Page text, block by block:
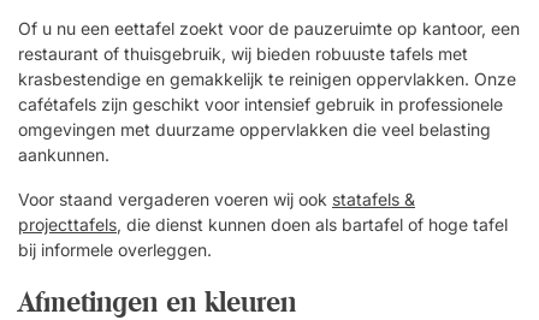
Of u nu een eettafel zoekt voor de pauzeruimte op kantoor, een
restaurant of thuisgebruik, wij bieden robuuste tafels met
krasbestendige en gemakkelijk te reinigen oppervlakken. Onze
cafétafels zijn geschikt voor intensief gebruik in professionele
omgevingen met duurzame oppervlakken die veel belasting
aankunnen.
Voor staand vergaderen voeren wij ook statafels &
projecttafels, die dienst kunnen doen als bartafel of hoge tafel
bij informele overleggen.
Afmetingen en kleuren